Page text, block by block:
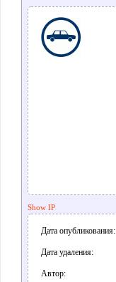
Show IP
Дата опубликования:
Дата удаления:
Автор: